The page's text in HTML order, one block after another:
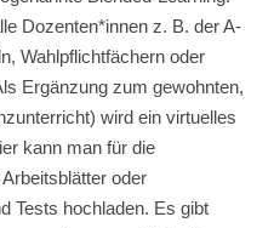
Dozenten*innen z. B. der A-
Wahlpflichtfächern oder
Ergänzung zum gewohnten,
wird ein virtuelles
kann man für die
oder
Tests hochladen. Es gibt